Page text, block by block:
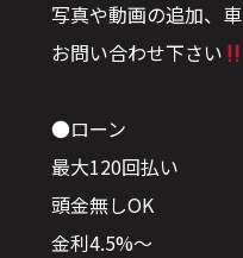
写真や動画の追加、
お問い合わせ下さい
●ローン
最大120回払い
頭金無しOK
金利4.5%〜